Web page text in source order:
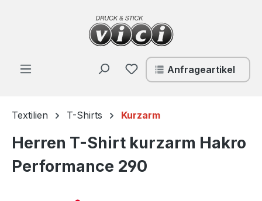
Zum Hauptinhalt springen
Du hast 0 Produkte auf
Anfrageartikel
Textilien T-Shirts Kurzarm
Herren T-Shirt kurzarm Hakro
Performance 290